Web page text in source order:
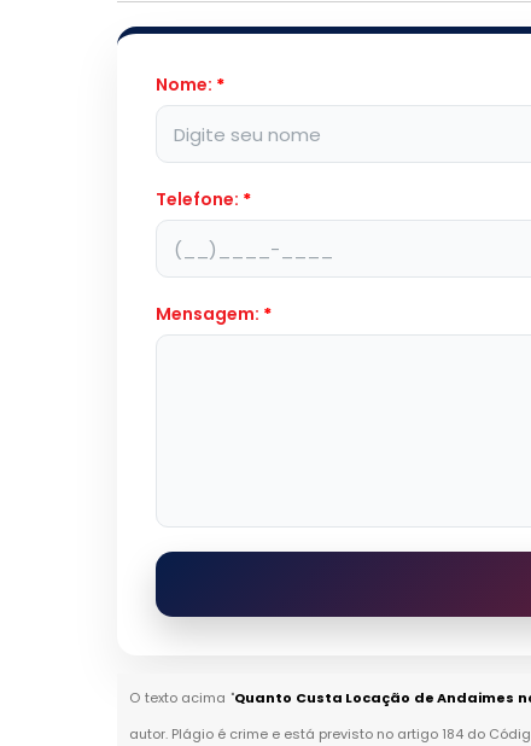
Nome: *
Telefone: *
Mensagem: *
O texto acima "Quanto Custa Locação de Andaimes
autor. Plágio é crime e está previsto no artigo 184 do